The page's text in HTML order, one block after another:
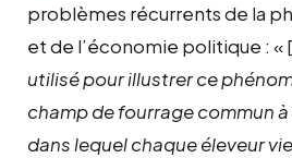
problèmes récurrents de la
et de l’économie politique : «
utilisé pour illustrer ce
champ de fourrage commun
dans lequel chaque éleveur